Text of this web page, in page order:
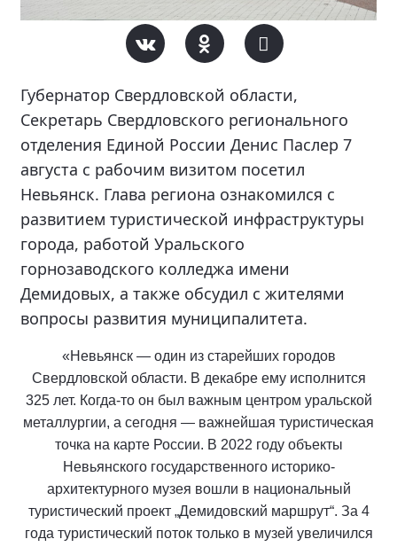
Губернатор Свердловской области,
Секретарь Свердловского регионального
отделения Единой России Денис Паслер 7
августа с рабочим визитом посетил
Невьянск. Глава региона ознакомился с
развитием туристической инфраструктуры
города, работой Уральского
горнозаводского колледжа имени
Демидовых, а также обсудил с жителями
вопросы развития муниципалитета.
«Невьянск — один из старейших городов
Свердловской области. В декабре ему исполнится
325 лет. Когда-то он был важным центром уральской
металлургии, а сегодня — важнейшая туристическая
точка на карте России. В 2022 году объекты
Невьянского государственного историко-
архитектурного музея вошли в национальный
туристический проект „Демидовский маршрут“. За 4
года туристический поток только в музей увеличился